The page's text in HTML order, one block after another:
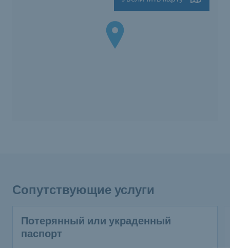
Сопутствующие услуги
Потерянный или украденный
паспорт